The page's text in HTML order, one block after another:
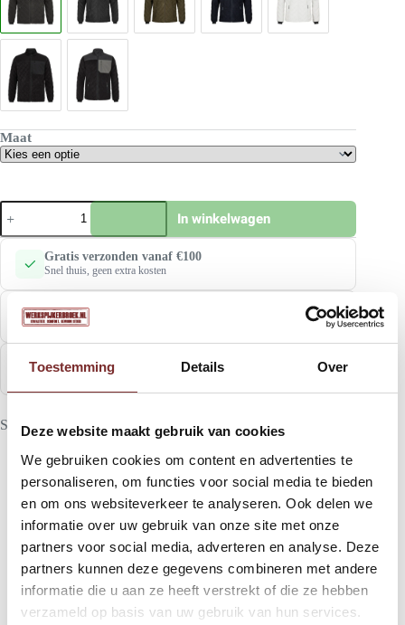
Toestemming Details Over
Deze website maakt gebruik van cookies
We gebruiken cookies om content en advertenties te
personaliseren, om functies voor social media te bieden
en om ons websiteverkeer te analyseren. Ook delen we
informatie over uw gebruik van onze site met onze
partners voor social media, adverteren en analyse. Deze
partners kunnen deze gegevens combineren met andere
informatie die u aan ze heeft verstrekt of die ze hebben
verzameld op basis van uw gebruik van hun services.
Maat
Engel
Entire
gewatteerd
fleecejack
Antracietgrijs/rood
aantal
In winkelwagen
Gratis verzonden vanaf €100
Snel thuis, geen extra kosten
Niet goed, geld terug
Geen gedoe, gewoon retourneren
Aanbevolen door 97% van onze klanten
Beoordeeld door duizenden kopers
SKU:
Aanvullende informatie